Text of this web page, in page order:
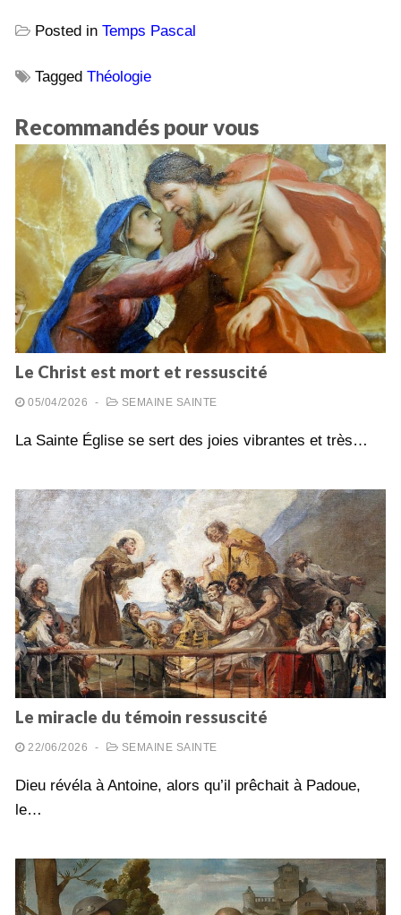
Posted in Temps Pascal
Tagged Théologie
Recommandés pour vous
Le Christ est mort et ressuscité
05/04/2026 - SEMAINE SAINTE
La Sainte Église se sert des joies vibrantes et très…
Le miracle du témoin ressuscité
22/06/2026 - SEMAINE SAINTE
Dieu révéla à Antoine, alors qu’il prêchait à Padoue,
le…